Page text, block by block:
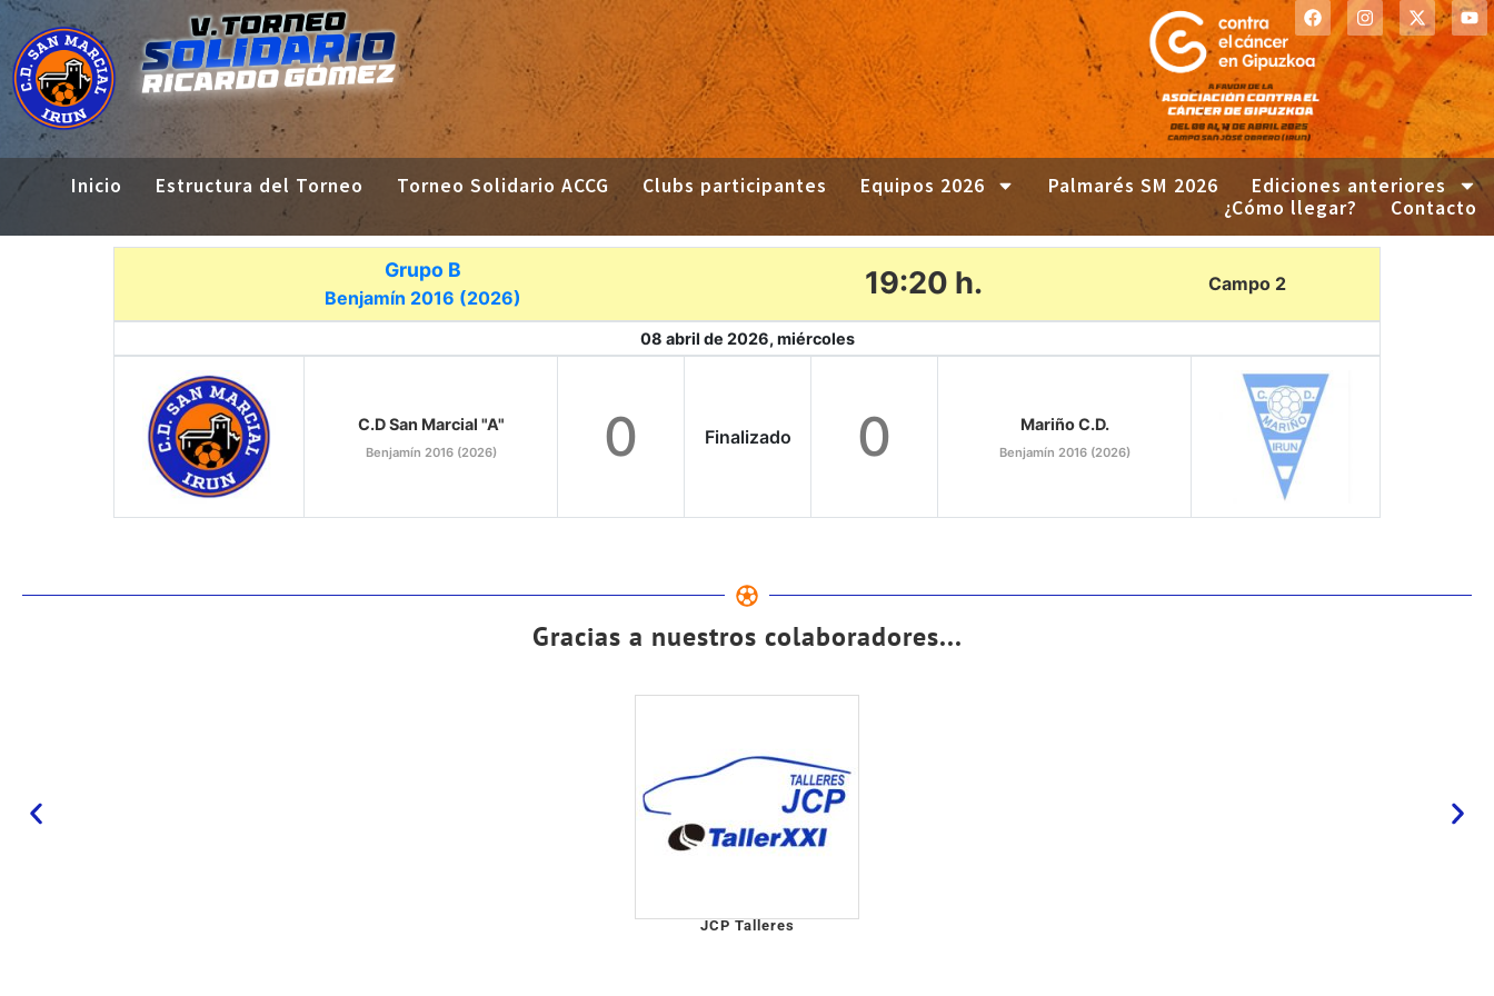
Inicio Estructura del Torneo Torneo Solidario ACCG Clubs participantes Equipos 2026 Palmarés SM 2026
Ediciones anteriores
¿Cómo llegar?
Contacto
Grupo B
Benjamín 2016 (2026) 19:20 h. Campo 2
08 abril de 2026, miércoles
C.D San Marcial "A"
Benjamín 2016 (2026) 0 Finalizado 0 Mariño C.D.
Benjamín 2016 (2026)
Gracias a nuestros colaboradores...
JCP Talleres